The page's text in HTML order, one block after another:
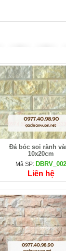
Đá bóc soi rãnh
10x20cm
Mã SP: DBRV_002
Liên hệ